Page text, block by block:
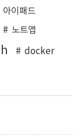
아이패드
노트앱
docker